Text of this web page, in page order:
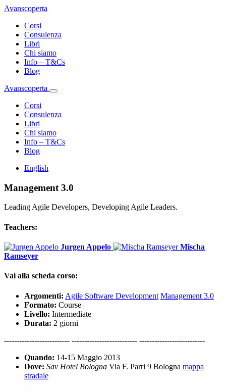
Avanscoperta
Corsi
Consulenza
Libri
Chi siamo
Info – T&Cs
Blog
Avanscoperta
Corsi
Consulenza
Libri
Chi siamo
Info – T&Cs
Blog
English
Management 3.0
Leading Agile Developers, Developing Agile Leaders.
Teachers:
Jurgen Appelo
Mischa
Ramseyer
Vai alla scheda corso:
Argomenti: Agile Software Development Management 3.0
Formato: Course
Livello: Intermediate
Durata: 2 giorni
-------------------------- -------------------------- --------------------------
Quando: 14-15 Maggio 2013
Dove: Sav Hotel Bologna Via F. Parri 9 Bologna mappa
stradale